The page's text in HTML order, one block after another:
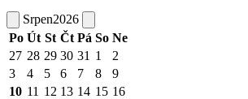
Srpen2026
Po Út St Čt Pá So Ne
27 28 29 30 31 1
2
3
4 5 6 7 8
9
10 11 12 13 14 15 16